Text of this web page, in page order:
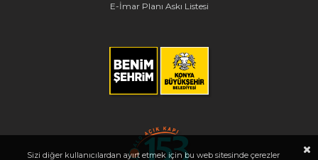
E-İmar Planı Askı Listesi
Sizi diğer kullanıcılardan ayırt etmek için bu web sitesinde çerezler